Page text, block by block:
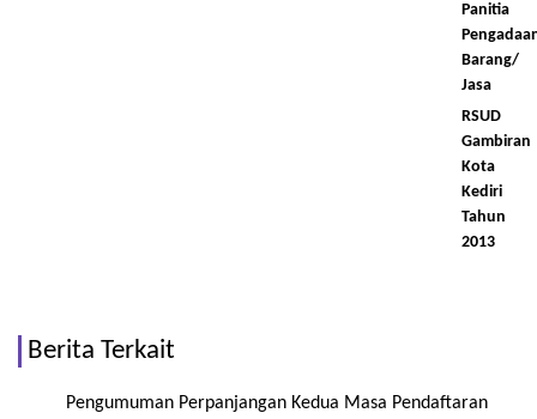
Panitia
Barang/
Jasa
RSUD
Gambiran
Kota
Kediri
Tahun
2013
Berita Terkait
Pengumuman Perpanjangan Kedua Masa Pendaftaran